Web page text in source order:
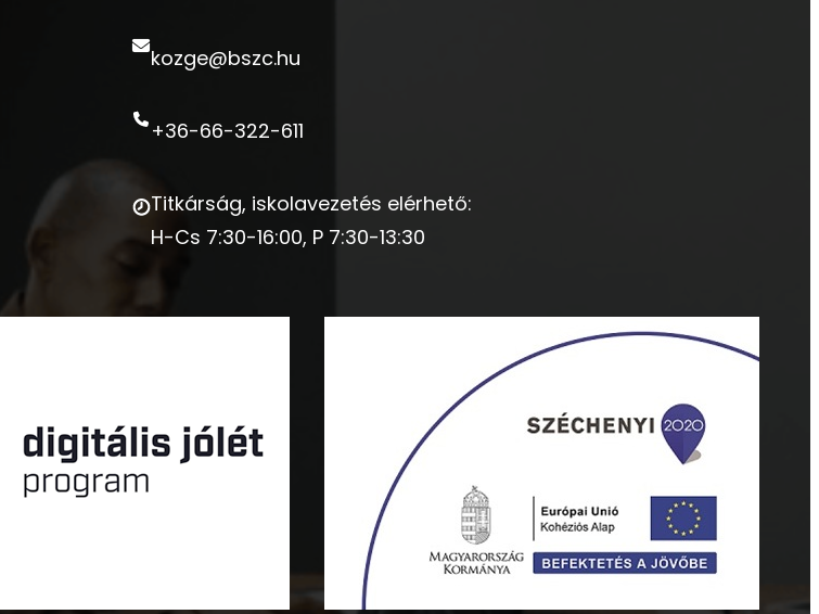
kozge@bszc.hu
+36-66-322-611
Titkárság, iskolavezetés elérhető:
H-Cs 7:30-16:00, P 7:30-13:30